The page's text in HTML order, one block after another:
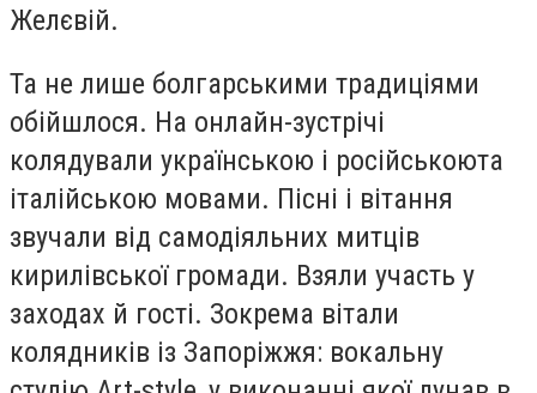
Желєвій.
Та не лише болгарськими традиціями
обійшлося. На онлайн-зустрічі
колядували українською і російськоюта
італійською мовами. Пісні і вітання
звучали від самодіяльних митців
кирилівської громади. Взяли участь у
заходах й гості. Зокрема вітали
колядників із Запоріжжя: вокальну